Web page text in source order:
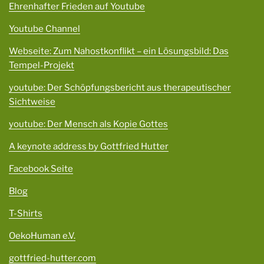
Ehrenhafter Frieden auf Youtube
Youtube Channel
Webseite: Zum Nahostkonflikt – ein Lösungsbild: Das
Tempel-Projekt
youtube: Der Schöpfungsbericht aus therapeutischer
Sichtweise
youtube: Der Mensch als Kopie Gottes
A keynote address by Gottfried Hutter
Facebook Seite
Blog
T-Shirts
OekoHuman e.V.
gottfried-hutter.com